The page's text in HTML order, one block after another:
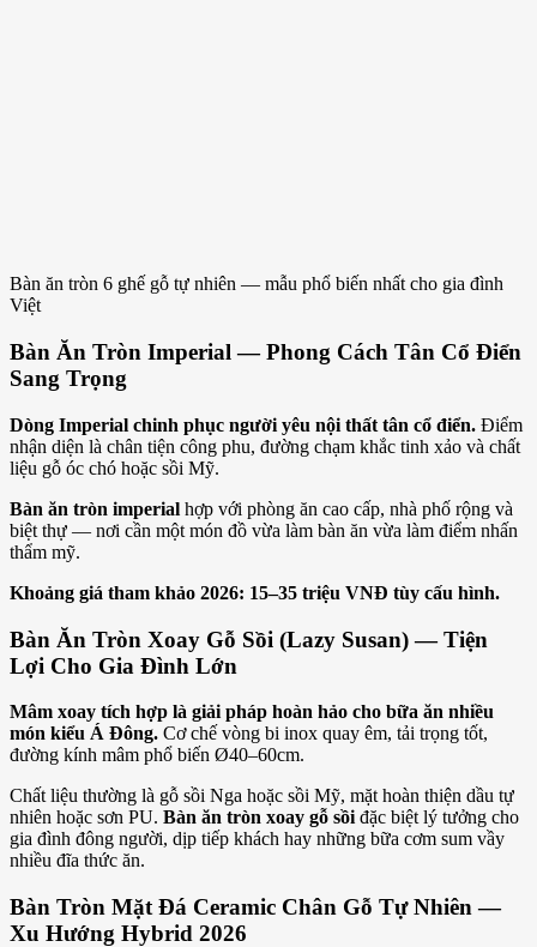
Bàn ăn tròn 6 ghế gỗ tự nhiên — mẫu phổ biến nhất cho gia đình
Việt
Bàn Ăn Tròn Imperial — Phong Cách Tân Cổ Điển
Sang Trọng
Dòng Imperial chinh phục người yêu nội thất tân cổ điển. Điểm
nhận diện là chân tiện công phu, đường chạm khắc tinh xảo và chất
liệu gỗ óc chó hoặc sồi Mỹ.
Bàn ăn tròn imperial hợp với phòng ăn cao cấp, nhà phố rộng và
biệt thự — nơi cần một món đồ vừa làm bàn ăn vừa làm điểm nhấn
thẩm mỹ.
Khoảng giá tham khảo 2026: 15–35 triệu VNĐ tùy cấu hình.
Bàn Ăn Tròn Xoay Gỗ Sồi (Lazy Susan) — Tiện
Lợi Cho Gia Đình Lớn
Mâm xoay tích hợp là giải pháp hoàn hảo cho bữa ăn nhiều
món kiểu Á Đông. Cơ chế vòng bi inox quay êm, tải trọng tốt,
đường kính mâm phổ biến Ø40–60cm.
Chất liệu thường là gỗ sồi Nga hoặc sồi Mỹ, mặt hoàn thiện dầu tự
nhiên hoặc sơn PU. Bàn ăn tròn xoay gỗ sồi đặc biệt lý tưởng cho
gia đình đông người, dịp tiếp khách hay những bữa cơm sum vầy
nhiều đĩa thức ăn.
Bàn Tròn Mặt Đá Ceramic Chân Gỗ Tự Nhiên —
Xu Hướng Hybrid 2026